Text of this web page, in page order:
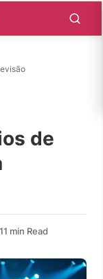
de
11 min Read